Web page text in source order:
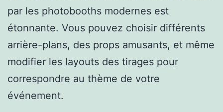
par les photobooths modernes est
étonnante. Vous pouvez choisir différents
arrière-plans, des props amusants, et même
modifier les layouts des tirages pour
correspondre au thème de votre
événement.